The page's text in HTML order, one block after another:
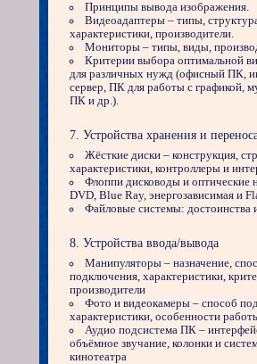
Принципы вывода изображения.
Видеоадаптеры – типы,
характеристики, производители.
Мониторы – типы, виды,
Критерии выбора оптимальной
для различных нужд (офисный ПК,
сервер, ПК для работы с графикой,
ПК и др.).
Устройства хранения и
Жёсткие диски – конструкция,
характеристики, контроллеры и
Флоппи дисководы и оптические
DVD, Blue Ray, энергозависимая и
Файловые системы: достоинства
Устройства ввода/вывода
Манипуляторы – назначение,
подключения, характеристики,
производители
Фото и видеокамеры – способ
характеристики, особенности
Аудио подсистема ПК –
объёмное звучание, колонки и
кинотеатра